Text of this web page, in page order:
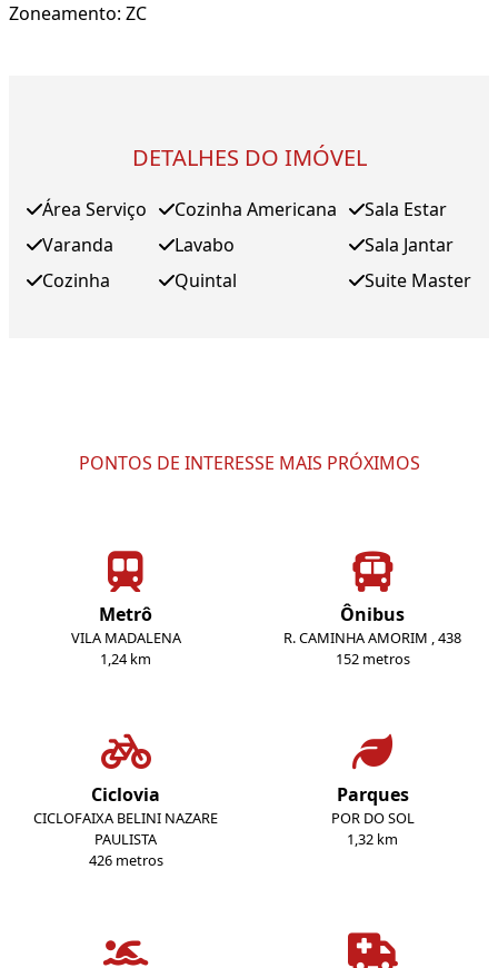
Zoneamento: ZC
DETALHES DO IMÓVEL
Área Serviço
Varanda
Cozinha
Cozinha Americana
Lavabo
Quintal
Sala Estar
Sala Jantar
Suite Master
PONTOS DE INTERESSE MAIS PRÓXIMOS
Metrô
VILA MADALENA
1,24 km
Ônibus
R. CAMINHA AMORIM , 438
152 metros
Ciclovia
CICLOFAIXA BELINI NAZARE
PAULISTA
426 metros
Parques
POR DO SOL
1,32 km